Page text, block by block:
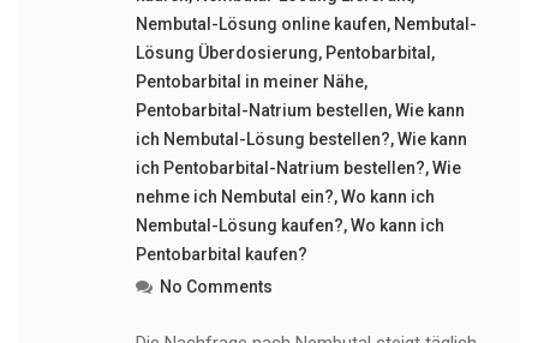
Nembutal-Lösung online kaufen, Nembutal-
Lösung Überdosierung, Pentobarbital ,
Pentobarbital in meiner Nähe,
Pentobarbital-Natrium bestellen,Wie kann
ich Nembutal-Lösung bestellen?,Wie kann
ich Pentobarbital-Natrium bestellen?,Wie
nehme ich Nembutal ein?,Wo kann ich
Nembutal-Lösung kaufen?,Wo kann ich
Pentobarbital kaufen?
No Comments